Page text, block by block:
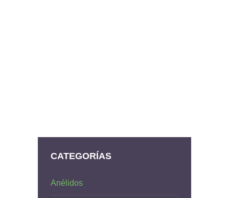
CATEGORÍAS
Anélidos